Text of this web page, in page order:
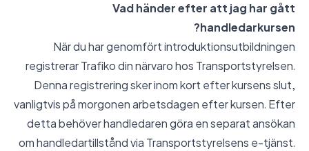
Vad händer efter att jag har gått
handledarkursen?
När du har genomfört introduktionsutbildningen
registrerar Trafiko din närvaro hos Transportstyrelsen.
Denna registrering sker inom kort efter kursens slut,
vanligtvis på morgonen arbetsdagen efter kursen. Efter
detta behöver handledaren göra en separat ansökan
om handledartillstånd via Transportstyrelsens e-tjänst.